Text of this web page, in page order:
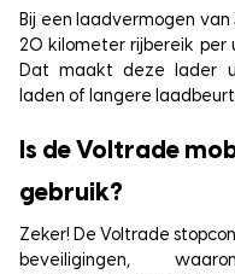
Bij een laadvermogen van
20 kilometer rijbereik per
Dat maakt deze lader
laden of langere
Is de Voltrade
gebruik?
Zeker! De Voltrade
beveiligingen,